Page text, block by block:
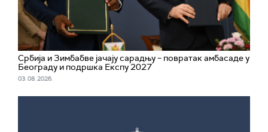
Србија и Зимбабве јачају сарадњу – повратак амбасаде у
Београду и подршка Експу 2027
03. 08. 2026.